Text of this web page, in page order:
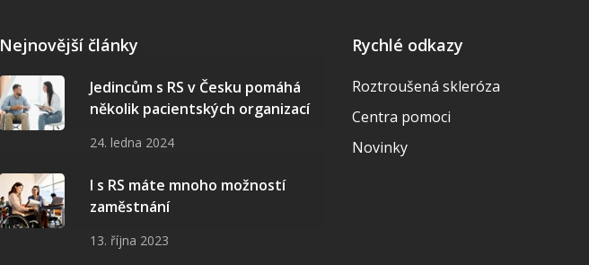
Nejnovější články
Jedincům s RS v Česku pomáhá
několik pacientských organizací
24. ledna 2024
I s RS máte mnoho možností
zaměstnání
13. října 2023
Rychlé odkazy
Roztroušená skleróza
Centra pomoci
Novinky